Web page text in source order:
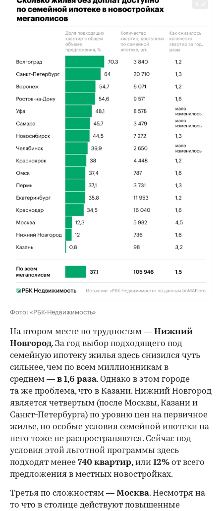
Фото: «РБК-Недвижимость»
На втором месте по трудностям — Нижний
Новгород. За год выбор подходящего под
семейную ипотеку жилья здесь снизился чуть
сильнее, чем по всем миллионникам в
среднем — в 1,6 раза. Однако в этом городе
та же проблема, что в Казани. Нижний Новгород
является четвертым (после Москвы, Казани и
Санкт-Петербурга) по уровню цен на первичное
жилье, но особые условия семейной ипотеки на
него тоже не распространяются. Сейчас под
условия этой льготной программы здесь
подходят менее 740 квартир, или 12% от всего
предложения в местных новостройках.
Третья по сложностям — Москва. Несмотря на
то что в столице действуют повышенные